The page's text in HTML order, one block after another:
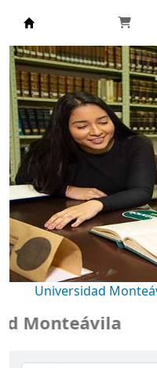
Biblioteca
Universidad